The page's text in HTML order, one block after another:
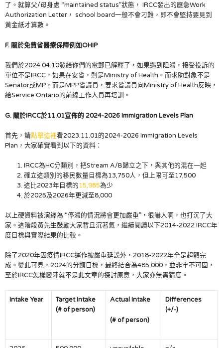
了。就算父/母身處 “maintained status”狀態， IRCC發出的應急Work
Authorization Letter， school board一般不會刁難，即不會堅持要見到
黃金紙才算數。
F. 關於免費省醫療保障例如OHIP
我們於2024.04.10發給你們的電郵已解釋了，如果遇到阻滯，接受投訴的
單位不是IRCC，如果在安省，則是Ministry of Health。而求助對象不是
Senator或MP，而是MPP省議員，要求省議員向Ministry of Health反映，
給Service Ontario的前線工作人員再培訓。
G. 關於IRCC於11.01宣佈的 2024-2026 Immigration Levels Plan
首先，請點擊這裡看2023.11.01的2024-2026 Immigration Levels
Plan，大家確實看到以下的資料：
IRCC為HC分類別，把Stream A/B歸立之下，與其他的混在一起
確立這類別的移民數量目標為13,750人，但上限可至17,500
這比2023年目標的15,985為少
於2025及2026年更減至8,000
以上硬資料被演繹為 “停滯的情況將會更加嚴重”，很嚇人啊，也打沉了大
家。這階段黃先生鼓勵大家暫且沉著氣，繼續閱讀以下2014-2022 IRCC年
度目標與實際結果的比較。
除了2020年因疫情IRCC運作被嚴重延誤外，2018-2022年全是超額完
成。從此可見，2024的分類目標，最終結合為485,000，並非牢不可固，
至於IRCC怎樣變陣就不是此文章的探討原意，大家亦無需猜度。
Intake Year
Target Intake
(# of person)
Actual Intake
(# of person)
Differences
(+/-)